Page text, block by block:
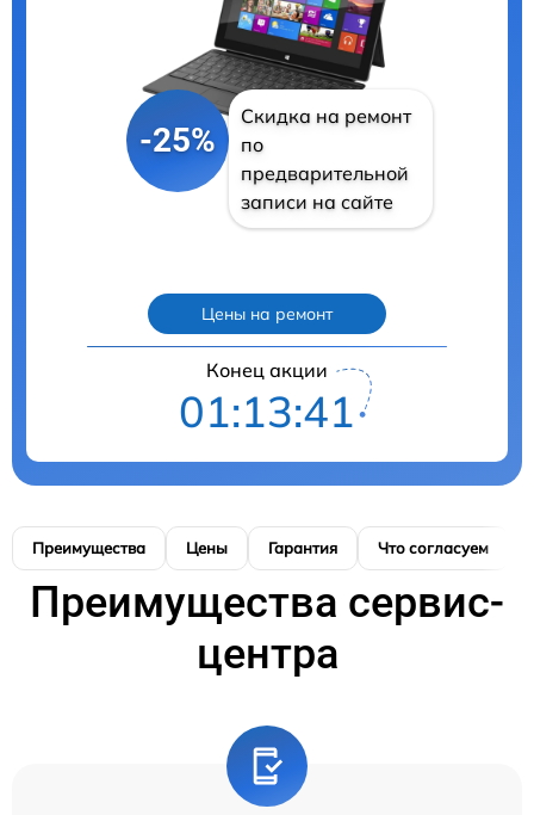
-25%
Скидка на ремонт
по
предварительной
записи на сайте
Цены на ремонт
Конец акции
01:13:40
Преимущества Цены Гарантия Что согласуем
Преимущества сервис-
центра